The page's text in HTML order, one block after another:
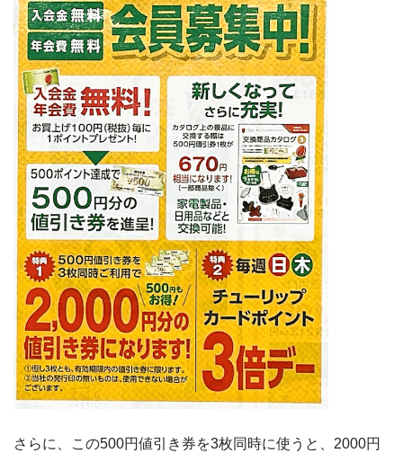
さらに、この500円値引き券を3枚同時に使うと、2000円